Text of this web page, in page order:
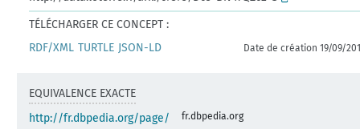
TÉLÉCHARGER CE CONCEPT :
RDF/XML TURTLE JSON-LD Date de création 19/09/
EQUIVALENCE EXACTE
http://fr.dbpedia.org/page/
fr.dbpedia.org